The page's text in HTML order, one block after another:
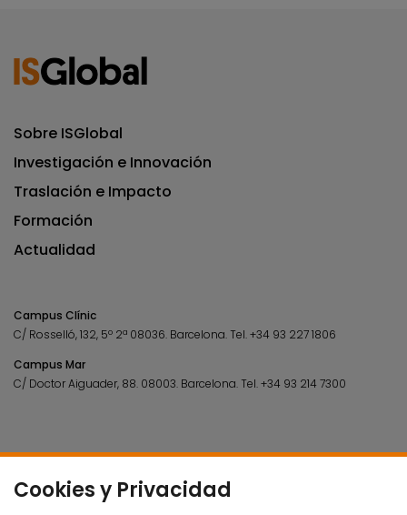
Cookies y Privacidad
Sobre ISGlobal
Investigación e Innovación
Traslación e Impacto
Formación
Actualidad
Campus Clínic
C/ Rosselló, 132, 5º 2ª 08036. Barcelona.Tel.+34 93 227 1806
Campus Mar
C/ Doctor Aiguader, 88. 08003. Barcelona.Tel.+34 93 214 7300